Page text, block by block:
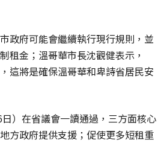
政府可能會繼續執行現行規則，並
租金；溫哥華市長沈觀健表示，
這將是確保溫哥華和卑詩省居民安
）在省議會一讀通過，三方面核心
方政府提供支援；促使更多短租重